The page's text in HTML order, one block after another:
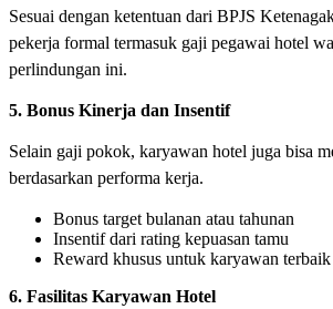
Sesuai dengan ketentuan dari BPJS
pekerja formal termasuk gaji pegawai hotel
perlindungan ini.
5. Bonus Kinerja dan Insentif
Selain gaji pokok, karyawan hotel juga bisa
berdasarkan performa kerja.
Bonus target bulanan atau tahunan
Insentif dari rating kepuasan tamu
Reward khusus untuk karyawan terbaik
6. Fasilitas Karyawan Hotel